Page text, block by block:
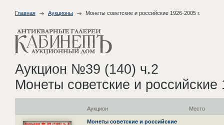
Главная Аукционы Монеты советские и российские 1926-2005 г.
Аукцион №39 (140) ч.2
Монеты советские и российские
Аукцион Место
Монеты советские и российские